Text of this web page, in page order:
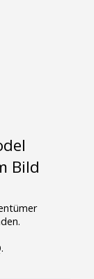
Bild